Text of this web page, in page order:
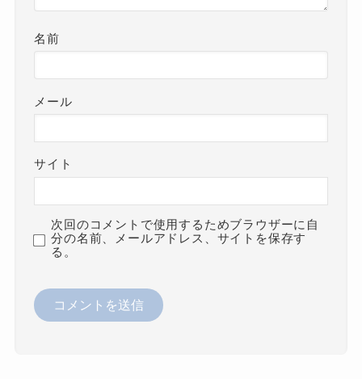
名前
メール
サイト
次回のコメントで使用するためブラウザーに自
分の名前、メールアドレス、サイトを保存す
る。